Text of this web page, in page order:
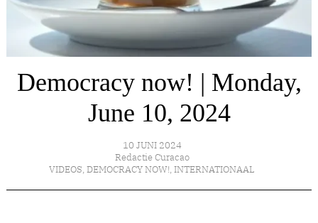
Democracy now! | Monday,
June 10, 2024
10 JUNI 2024
Redactie Curacao
VIDEOS, DEMOCRACY NOW!, INTERNATIONAAL